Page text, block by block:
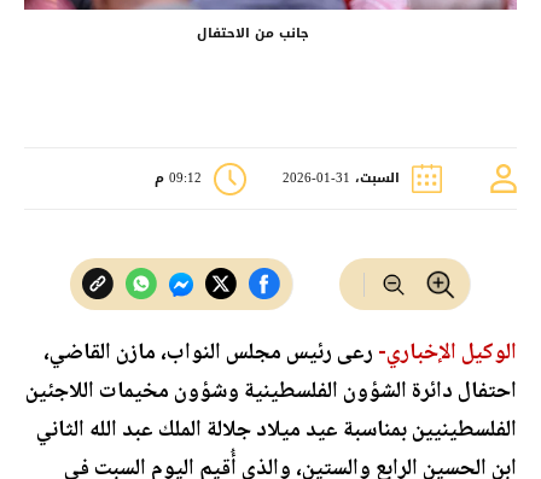
جانب من الاحتفال
السبت، 31-01-2026 09:12 م
الوكيل الإخباري-رعى رئيس مجلس النواب، مازن القاضي،
احتفال دائرة الشؤون الفلسطينية وشؤون مخيمات اللاجئين
الفلسطينيين بمناسبة عيد ميلاد جلالة الملك عبد الله الثاني
ابن الحسين الرابع والستين، والذي أُقيم اليوم السبت في